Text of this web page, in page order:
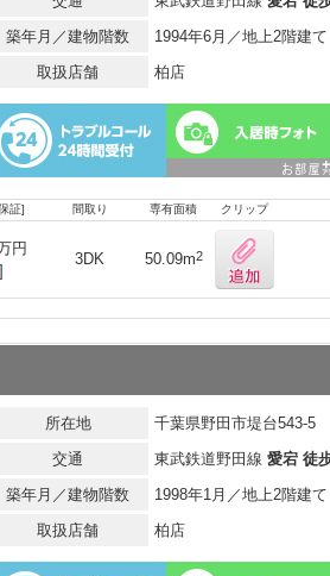
築年月／建物階数
1994年6月／地上2階建て
取扱店舗
柏店
証] 間取り 専有面積 クリップ
円
]
3DK 50.09m2
所在地
千葉県野田市堤台543-5
交通
東武鉄道野田線 愛宕 徒
築年月／建物階数
1998年1月／地上2階建て
取扱店舗
柏店